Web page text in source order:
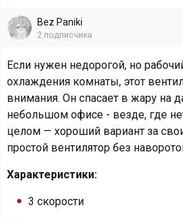
Bez Paniki
2 подписчика
Если нужен недорогой, но
охлаждения комнаты, этот
внимания. Он спасает в жару на
небольшом офисе - везде, где
целом — хороший вариант за
простой вентилятор без
Характеристики:
3 скорости